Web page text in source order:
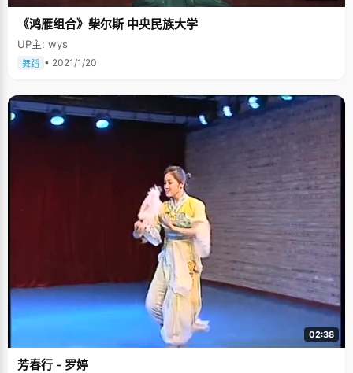
《鸿雁组合》柴尔斯 中央民族大学
UP主: wys
舞蹈 • 2021/1/20
02:38
芳春行 - 罗婷